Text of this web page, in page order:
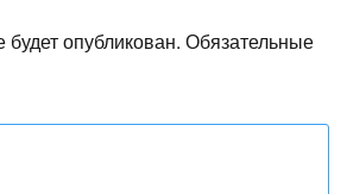
опубликован. Обязательные